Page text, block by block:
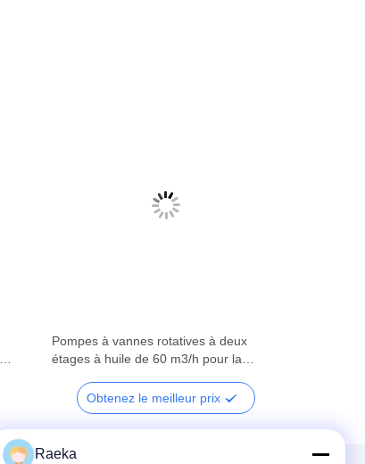
Pompes à vannes rotatives à deux
étages à huile de 60 m3/h pour la
Obtenez le meilleur prix
Raeka